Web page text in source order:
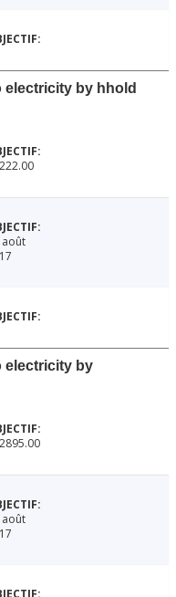
electricity by hhold
août
electricity by
août